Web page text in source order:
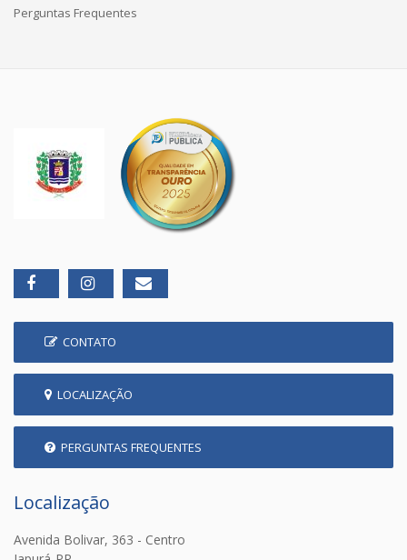
Perguntas Frequentes
CONTATO
LOCALIZAÇÃO
PERGUNTAS FREQUENTES
Localização
Avenida Bolivar, 363 - Centro